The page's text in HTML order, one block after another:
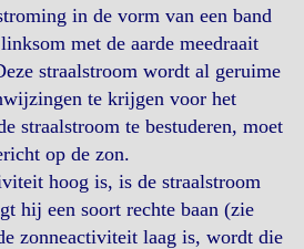
in de vorm van een band
met de aarde meedraait
straalstroom wordt al geruime
te krijgen voor het
straalstroom te bestuderen, moet
op de zon.
hoog is, is de straalstroom
hij een soort rechte baan (zie
zonneactiviteit laag is, wordt die